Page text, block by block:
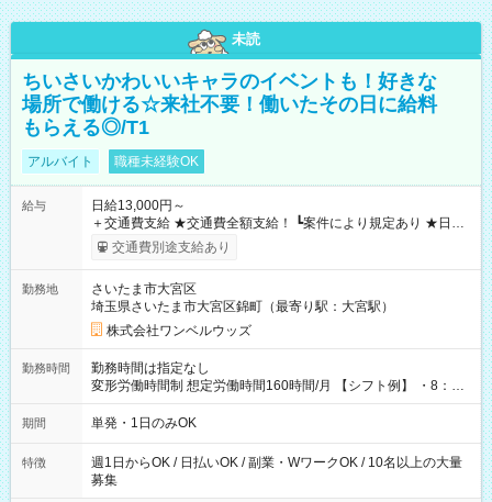
未読
ちいさいかわいいキャラのイベントも！好きな
場所で働ける☆来社不要！働いたその日に給料
もらえる◎/T1
アルバイト 職種未経験OK
給与
日給13,000円～
＋交通費支給 ★交通費全額支給！ ┗案件により規定あり ★日払
いOK！（規定あり） ┗働いたその日に現金GET♪ お仕事後はコ
ンビニATMから 日払い分を引き落とせます！ 【試用期間】試
交通費別途支給あり
勤務地
さいたま市大宮区
埼玉県さいたま市大宮区錦町（最寄り駅：大宮駅）
株式会社ワンベルウッズ
勤務時間
勤務時間は指定なし
変形労働時間制 想定労働時間160時間/月 【シフト例】 ・8：00
～21：00
期間 単発・1日のみOK
特徴
週1日からOK / 日払いOK / 副業・WワークOK / 10名以上の大量
募集